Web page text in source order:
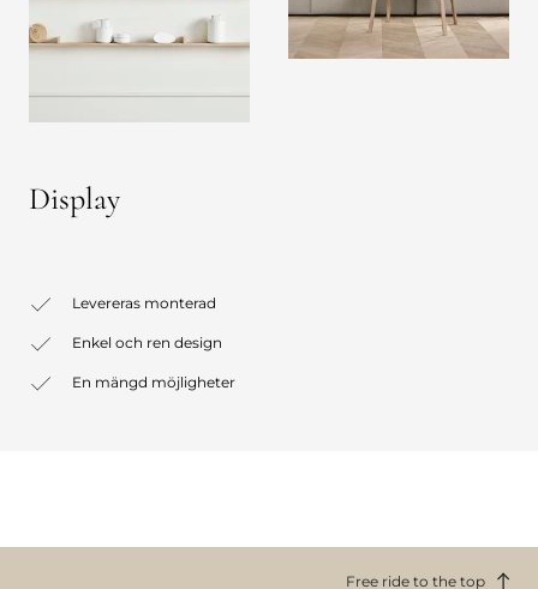
Display
Levereras monterad
Enkel och ren design
En mängd möjligheter
Free ride to the top